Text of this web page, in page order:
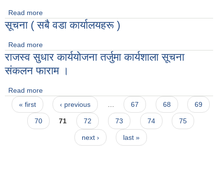
Read more
सूचना ( सबै वडा कार्यालयहरू )
Read more
राजस्व सुधार कार्ययोजना तर्जुमा कार्यशाला सूचना
संकलन फाराम ।
Read more
Pages
« first ‹ previous … 67 68 69
70 71 72 73 74 75
next › last »